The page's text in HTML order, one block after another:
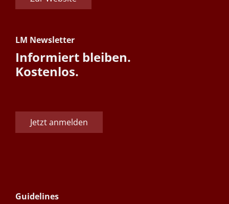
LM Newsletter
Informiert bleiben.
Kostenlos.
Jetzt anmelden
Guidelines